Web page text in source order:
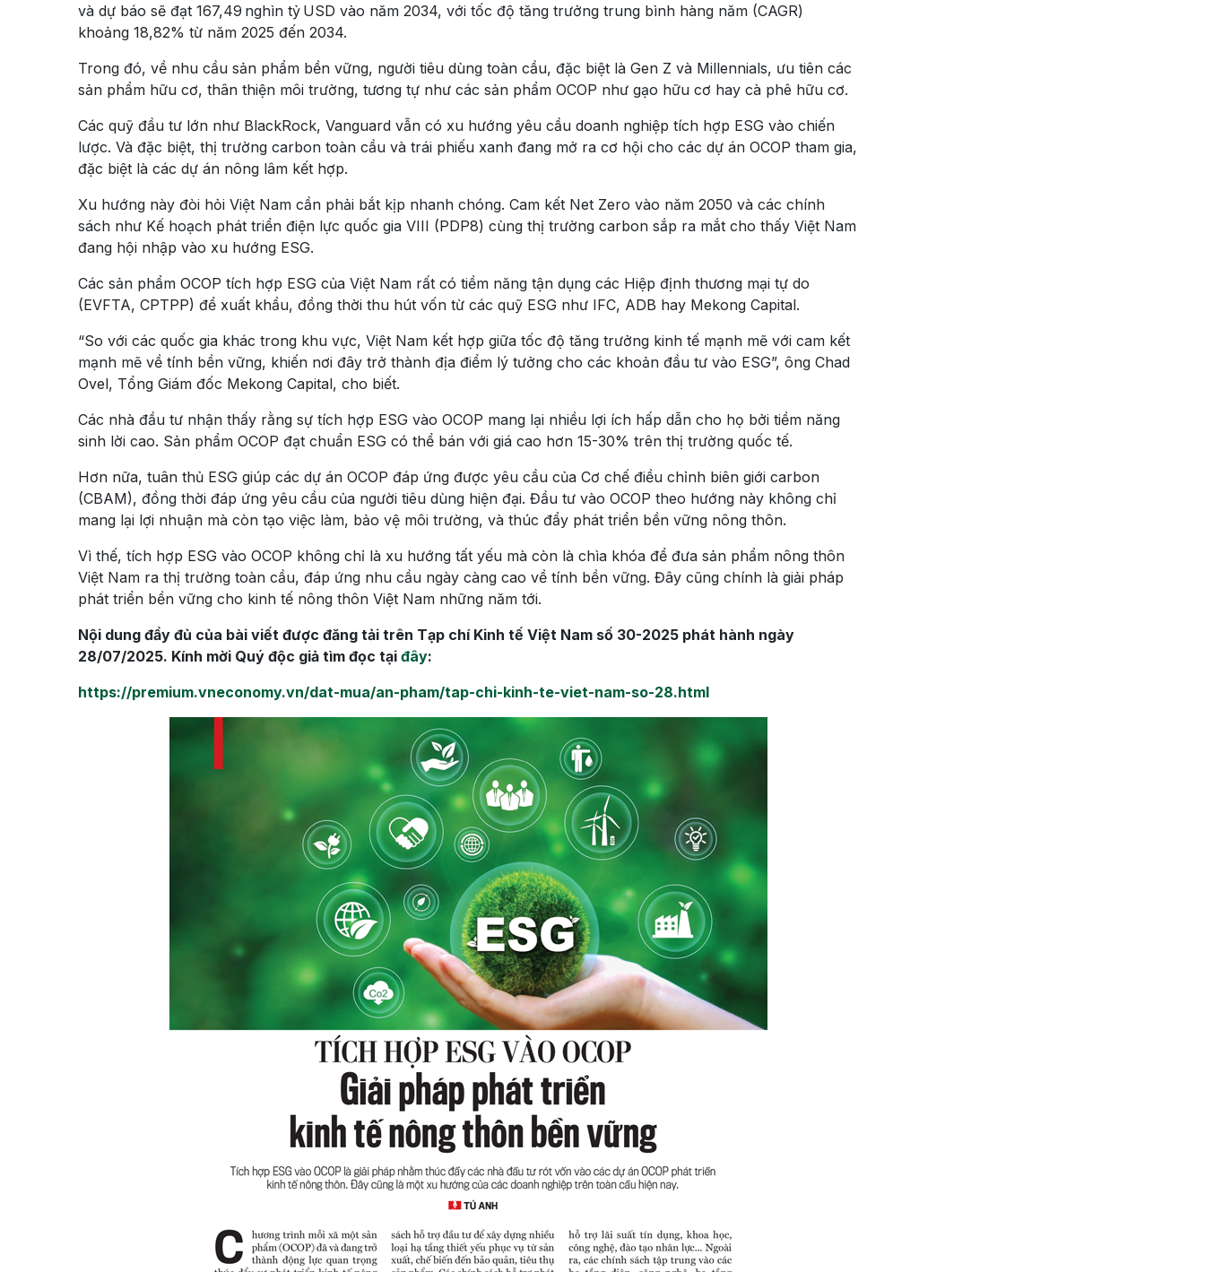
và dự báo sẽ đạt 167,49 nghìn tỷ USD vào năm 2034, với tốc độ tăng trưởng trung bình hàng năm (CAGR)
khoảng 18,82% từ năm 2025 đến 2034.
Trong đó, về nhu cầu sản phẩm bền vững, người tiêu dùng toàn cầu, đặc biệt là Gen Z và Millennials, ưu tiên các
sản phẩm hữu cơ, thân thiện môi trường, tương tự như các sản phẩm OCOP như gạo hữu cơ hay cà phê hữu cơ.
Các quỹ đầu tư lớn như BlackRock, Vanguard vẫn có xu hướng yêu cầu doanh nghiệp tích hợp ESG vào chiến
lược. Và đặc biệt, thị trường carbon toàn cầu và trái phiếu xanh đang mở ra cơ hội cho các dự án OCOP tham gia,
đặc biệt là các dự án nông lâm kết hợp.
Xu hướng này đòi hỏi Việt Nam cần phải bắt kịp nhanh chóng. Cam kết Net Zero vào năm 2050 và các chính
sách như Kế hoạch phát triển điện lực quốc gia VIII (PDP8) cùng thị trường carbon sắp ra mắt cho thấy Việt Nam
đang hội nhập vào xu hướng ESG.
Các sản phẩm OCOP tích hợp ESG của Việt Nam rất có tiềm năng tận dụng các Hiệp định thương mại tự do
(EVFTA, CPTPP) để xuất khẩu, đồng thời thu hút vốn từ các quỹ ESG như IFC, ADB hay Mekong Capital.
“So với các quốc gia khác trong khu vực, Việt Nam kết hợp giữa tốc độ tăng trưởng kinh tế mạnh mẽ với cam kết
mạnh mẽ về tính bền vững, khiến nơi đây trở thành địa điểm lý tưởng cho các khoản đầu tư vào ESG”, ông Chad
Ovel, Tổng Giám đốc Mekong Capital, cho biết.
Các nhà đầu tư nhận thấy rằng sự tích hợp ESG vào OCOP mang lại nhiều lợi ích hấp dẫn cho họ bởi tiềm năng
sinh lời cao. Sản phẩm OCOP đạt chuẩn ESG có thể bán với giá cao hơn 15-30% trên thị trường quốc tế.
Hơn nữa, tuân thủ ESG giúp các dự án OCOP đáp ứng được yêu cầu của Cơ chế điều chỉnh biên giới carbon
(CBAM), đồng thời đáp ứng yêu cầu của người tiêu dùng hiện đại. Đầu tư vào OCOP theo hướng này không chỉ
mang lại lợi nhuận mà còn tạo việc làm, bảo vệ môi trường, và thúc đẩy phát triển bền vững nông thôn.
Vì thế, tích hợp ESG vào OCOP không chỉ là xu hướng tất yếu mà còn là chìa khóa để đưa sản phẩm nông thôn
Việt Nam ra thị trường toàn cầu, đáp ứng nhu cầu ngày càng cao về tính bền vững. Đây cũng chính là giải pháp
phát triển bền vững cho kinh tế nông thôn Việt Nam những năm tới.
Nội dung đầy đủ của bài viết được đăng tải trên Tạp chí Kinh tế Việt Nam số 30-2025 phát hành ngày
28/07/2025. Kính mời Quý độc giả tìm đọc tại đây:
https://premium.vneconomy.vn/dat-mua/an-pham/tap-chi-kinh-te-viet-nam-so-28.html